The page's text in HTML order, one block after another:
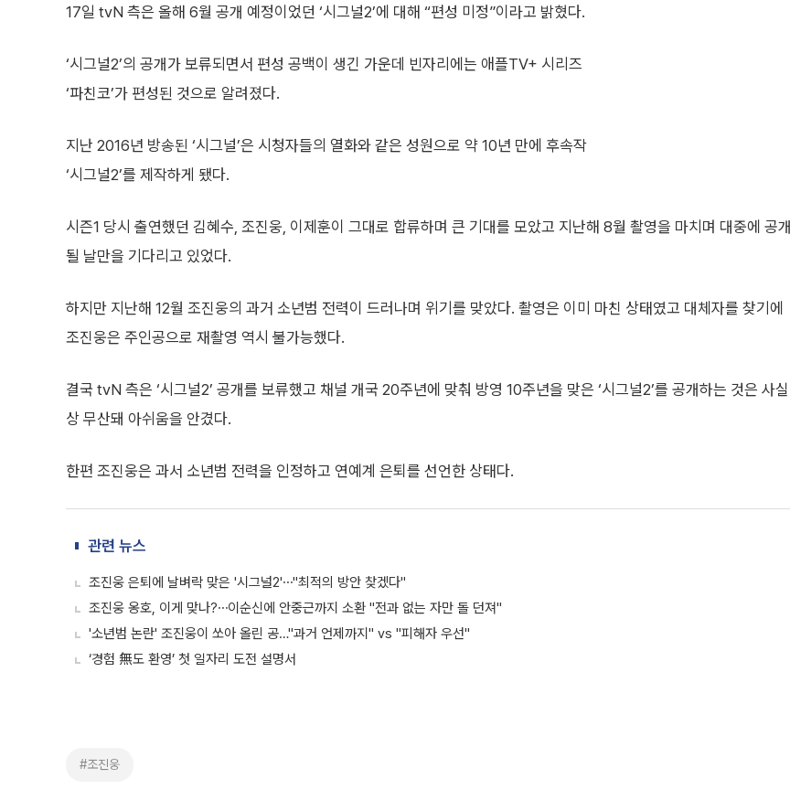
17일 tvN 측은 올해 6월 공개 예정이었던 ‘시그널2’에 대해 “편성 미정”이라고 밝혔다.
‘시그널2’의 공개가 보류되면서 편성 공백이 생긴 가운데 빈자리에는 애플TV+ 시리즈
‘파친코’가 편성된 것으로 알려졌다.
지난 2016년 방송된 ‘시그널’은 시청자들의 열화와 같은 성원으로 약 10년 만에 후속작
‘시그널2’를 제작하게 됐다.
시즌1 당시 출연했던 김혜수, 조진웅, 이제훈이 그대로 합류하며 큰 기대를 모았고 지난해 8월 촬영을 마치며 대중에 공개
될 날만을 기다리고 있었다.
하지만 지난해 12월 조진웅의 과거 소년범 전력이 드러나며 위기를 맞았다. 촬영은 이미 마친 상태였고 대체자를 찾기에
조진웅은 주인공으로 재촬영 역시 불가능했다.
결국 tvN 측은 ‘시그널2’ 공개를 보류했고 채널 개국 20주년에 맞춰 방영 10주년을 맞은 ‘시그널2’를 공개하는 것은 사실
상 무산돼 아쉬움을 안겼다.
한편 조진웅은 과서 소년범 전력을 인정하고 연예계 은퇴를 선언한 상태다.
관련 뉴스
조진웅 은퇴에 날벼락 맞은 '시그널2'⋯"최적의 방안 찾겠다"
조진웅 옹호, 이게 맞나?⋯이순신에 안중근까지 소환 "전과 없는 자만 돌 던져"
'소년범 논란' 조진웅이 쏘아 올린 공…"과거 언제까지" vs "피해자 우선"
‘경험 無도 환영’ 첫 일자리 도전 설명서
#조진웅